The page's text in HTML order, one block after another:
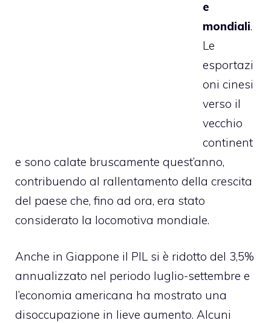
e
mondiali.
Le
esportazi
oni cinesi
verso il
vecchio
continent
e sono calate bruscamente quest’anno,
contribuendo al rallentamento della crescita
del paese che, fino ad ora, era stato
considerato la locomotiva mondiale.
Anche in Giappone il PIL si è ridotto del 3,5%
annualizzato nel periodo luglio-settembre e
l’economia americana ha mostrato una
disoccupazione in lieve aumento. Alcuni